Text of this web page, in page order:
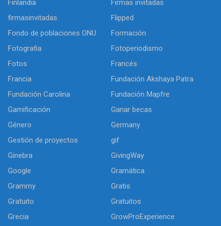
Finlandia
Firmas invitadas
firmasinvitadas
Flipped
Fondo de poblaciones ONU
Formación
Fotografia
Fotoperiodismo
Fotos
Francés
Francia
Fundación Akshaya Patra
Fundación Carolina
Fundación Mapfre
Gamificación
Ganar becas
Género
Germany
Gestión de proyectos
gif
Ginebra
GivingWay
Google
Gramática
Grammy
Gratis
Gratuito
Gratuitos
Grecia
GrowProExperience